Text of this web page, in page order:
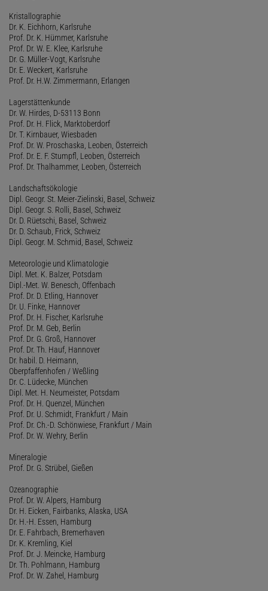
Kristallographie
Dr. K. Eichhorn, Karlsruhe
Prof. Dr. K. Hümmer, Karlsruhe
Prof. Dr. W. E. Klee, Karlsruhe
Dr. G. Müller-Vogt, Karlsruhe
Dr. E. Weckert, Karlsruhe
Prof. Dr. H.W. Zimmermann, Erlangen
Lagerstättenkunde
Dr. W. Hirdes, D-53113 Bonn
Prof. Dr. H. Flick, Marktoberdorf
Dr. T. Kirnbauer, Wiesbaden
Prof. Dr. W. Proschaska, Leoben, Österreich
Prof. Dr. E. F. Stumpfl, Leoben, Österreich
Prof. Dr. Thalhammer, Leoben, Österreich
Landschaftsökologie
Dipl. Geogr. St. Meier-Zielinski, Basel, Schweiz
Dipl. Geogr. S. Rolli, Basel, Schweiz
Dr. D. Rüetschi, Basel, Schweiz
Dr. D. Schaub, Frick, Schweiz
Dipl. Geogr. M. Schmid, Basel, Schweiz
Meteorologie und Klimatologie
Dipl. Met. K. Balzer, Potsdam
Dipl.-Met. W. Benesch, Offenbach
Prof. Dr. D. Etling, Hannover
Dr. U. Finke, Hannover
Prof. Dr. H. Fischer, Karlsruhe
Prof. Dr. M. Geb, Berlin
Prof. Dr. G. Groß, Hannover
Prof. Dr. Th. Hauf, Hannover
Dr. habil. D. Heimann,
Oberpfaffenhofen / Weßling
Dr. C. Lüdecke, München
Dipl. Met. H. Neumeister, Potsdam
Prof. Dr. H. Quenzel, München
Prof. Dr. U. Schmidt, Frankfurt / Main
Prof. Dr. Ch.-D. Schönwiese, Frankfurt / Main
Prof. Dr. W. Wehry, Berlin
Mineralogie
Prof. Dr. G. Strübel, Gießen
Ozeanographie
Prof. Dr. W. Alpers, Hamburg
Dr. H. Eicken, Fairbanks, Alaska, USA
Dr. H.-H. Essen, Hamburg
Dr. E. Fahrbach, Bremerhaven
Dr. K. Kremling, Kiel
Prof. Dr. J. Meincke, Hamburg
Dr. Th. Pohlmann, Hamburg
Prof. Dr. W. Zahel, Hamburg